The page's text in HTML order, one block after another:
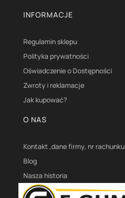
INFORMACJE
Regulamin sklepu
Polityka prywatności
Oświadczenie o Dostępności
Zwroty i reklamacje
Jak kupować?
O NAS
Kontakt ,dane firmy, nr rachunku
Blog
Nasza historia